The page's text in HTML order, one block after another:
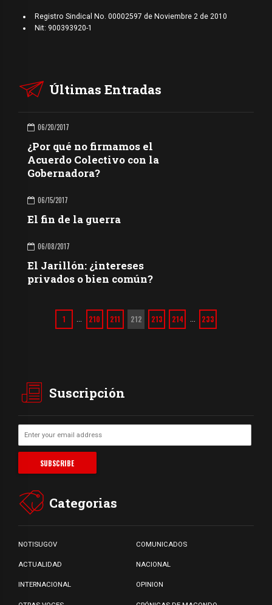
Registro Sindical No. 00002597 de Noviembre 2 de 2010
Nit: 900393920-1
Últimas Entradas
06/20/2017
¿Por qué no firmamos el
Acuerdo Colectivo con la
Gobernadora?
06/15/2017
El fin de la guerra
06/08/2017
El Jarillón: ¿intereses
privados o bien común?
1 … 210 211 212 213 214 … 233
Suscripción
Categorias
NOTISUGOV COMUNICADOS
ACTUALIDAD NACIONAL
INTERNACIONAL OPINION